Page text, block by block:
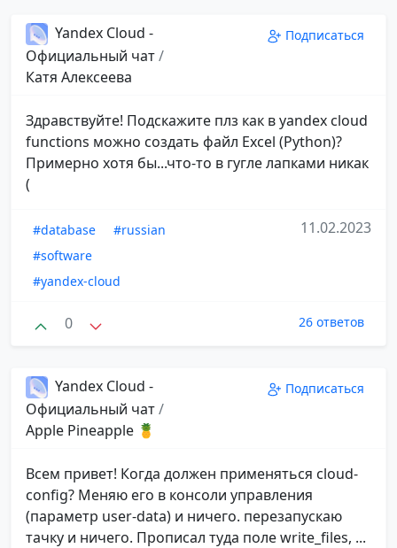
Yandex Cloud -
Официальный чат/
Катя Алексеева
Подписаться
Здравствуйте! Подскажите плз как в yandex cloud
functions можно создать файл Excel (Python)?
Примерно хотя бы...что-то в гугле лапками никак
(
#database
#russian
#software
#yandex-cloud
11.02.2023
0 26 ответов
Yandex Cloud -
Официальный чат/
Apple Pineapple 🍍
Подписаться
Всем привет! Когда должен применяться cloud-
config? Меняю его в консоли управления
(параметр user-data) и ничего. перезапускаю
тачку и ничего. Прописал туда поле write_files, ...